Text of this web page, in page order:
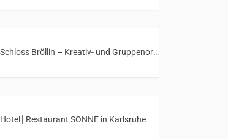
Schloss Bröllin – Kreativ- und Gruppenort in Mecklenburg-Vorpommern
Hotel│Restaurant SONNE in Karlsruhe